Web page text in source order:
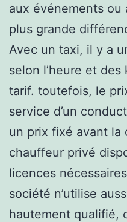
aux événements ou
plus grande
Avec un taxi, il y a
selon l’heure et
tarif. toutefois, le
service d’un
un prix fixé avant la
chauffeur privé
licences
société n’utilise
hautement qualifié,